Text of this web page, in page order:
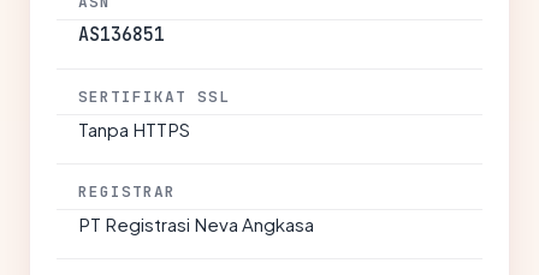
AS136851
SERTIFIKAT SSL
Tanpa HTTPS
REGISTRAR
PT Registrasi Neva Angkasa